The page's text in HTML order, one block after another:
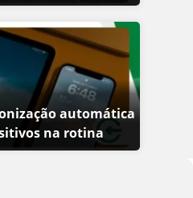
automática
na rotina